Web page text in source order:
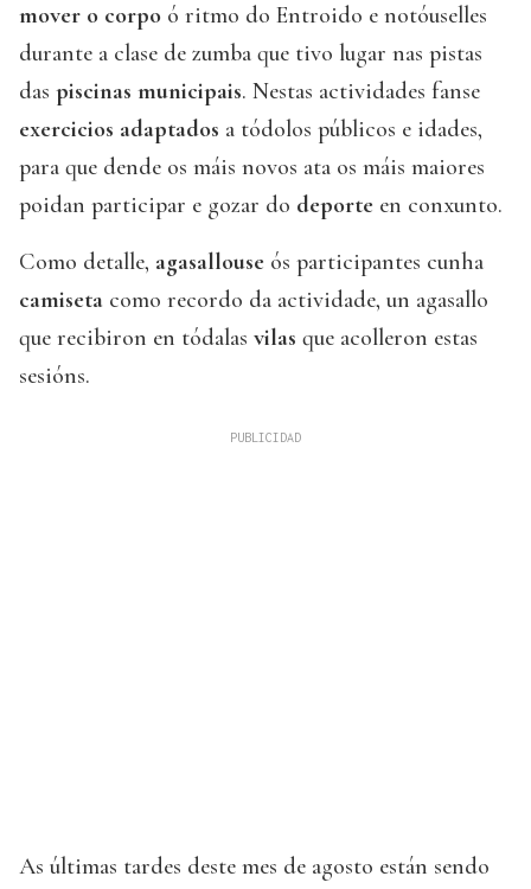
mover o corpo ó ritmo do Entroido e notóuselles
durante a clase de zumba que tivo lugar nas pistas
das piscinas municipais. Nestas actividades fanse
exercicios adaptados a tódolos públicos e idades,
para que dende os máis novos ata os máis maiores
poidan participar e gozar do deporte en conxunto.
Como detalle, agasallouse ós participantes cunha
camiseta como recordo da actividade, un agasallo
que recibiron en tódalas vilas que acolleron estas
sesións.
As últimas tardes deste mes de agosto están sendo